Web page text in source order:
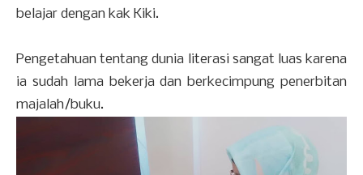
belajar dengan kak Kiki.
Pengetahuan tentang dunia literasi sangat luas karena
ia sudah lama bekerja dan berkecimpung penerbitan
majalah/buku.